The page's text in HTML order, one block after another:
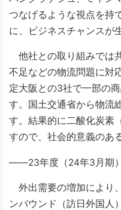
つなげるような視点を持
に、ビジネスチャンスが
他社との取り組みでは
不足などの物流問題に対
定大阪との3社で一部の
す。国土交通省から物流
す。結果的に二酸化炭素
すので、社会的意義のあ
――23年度（24年3月期）
外出需要の増加により
ンバウンド（訪日外国人